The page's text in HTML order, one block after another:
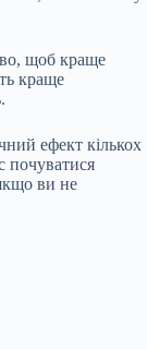
щоб краще
краще
ефект кількох
почуватися
ви не